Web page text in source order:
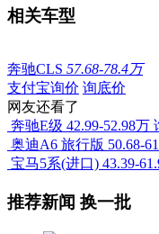
相关车型
奔驰CLS 57.68-78.4万
支付宝询价 询底价
网友还看了
奔驰E级 42.99-52.98万
奥迪A6 旅行版 50.68-
宝马5系(进口) 43.39-
推荐新闻 换一批